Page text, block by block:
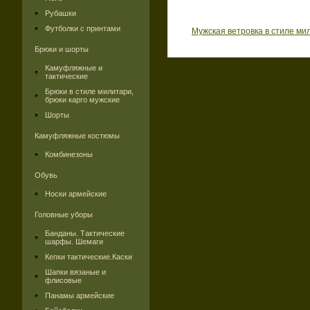
Рубашки
Футболки с принтами
Брюки и шорты
Камуфляжные и
тактические
Брюки в стиле милитари,
брюки карго мужские
Шорты
Камуфляжные костюмы
Комбинезоны
Обувь
Носки армейские
Головные уборы
Банданы. Тактические
шарфы. Шемаги
Кепки тактические.Каски
Шапки вязаные и
флисовые
Панамы армейские
Мужская ветровка в стиле